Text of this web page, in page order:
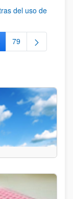
del uso de
para desplazarse.
intermedias
Página
79